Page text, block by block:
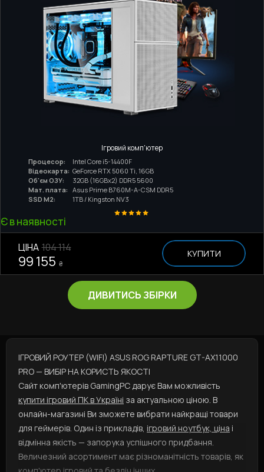
Ігровий комп'ютер
Процесор:
Intel Core i5-14400F
Відеокарта: GeForce RTX 5060 Ti, 16GB
Об'єм ОЗУ:
32GB (16GBx2) DDR5 5600
Мат. плата:
Asus Prime B760M-A-CSM DDR5
SSD M2:
1TB / Kingston NV3
Є в наявності
ЦІНА 104 114
99 155 ₴
КУПИТИ
ДИВИТИСЬ ЗБІРКИ
ІГРОВИЙ РОУТЕР (WIFI) ASUS ROG RAPTURE GT-AX11000
PRO — ВИБІР НА КОРИСТЬ ЯКОСТІ
Сайт комп'ютерів GamingPC дарує Вам можливість
купити ігровий ПК в Україні за актуальною ціною. В
онлайн-магазині Ви зможете вибрати найкращі товари
для геймерів. Один із прикладів, ігровий ноутбук, ціна і
відмінна якість — запорука успішного придбання.
Величезний асортимент має різноманітність товарів, як